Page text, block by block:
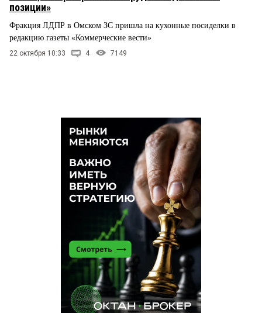
позиции»
Фракция ЛДПР в Омском ЗС пришла на кухонные посиделки в
редакцию газеты «Коммерческие вести»
22 октября 10:33 4 7149